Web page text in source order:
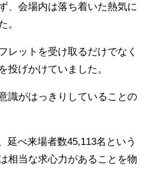
、会場内は落ち着いた熱気に
。
レットを受け取るだけでなく
投げかけていました。
識がはっきりしていることの
延べ来場者数45,113名という
相当な求心力があることを物